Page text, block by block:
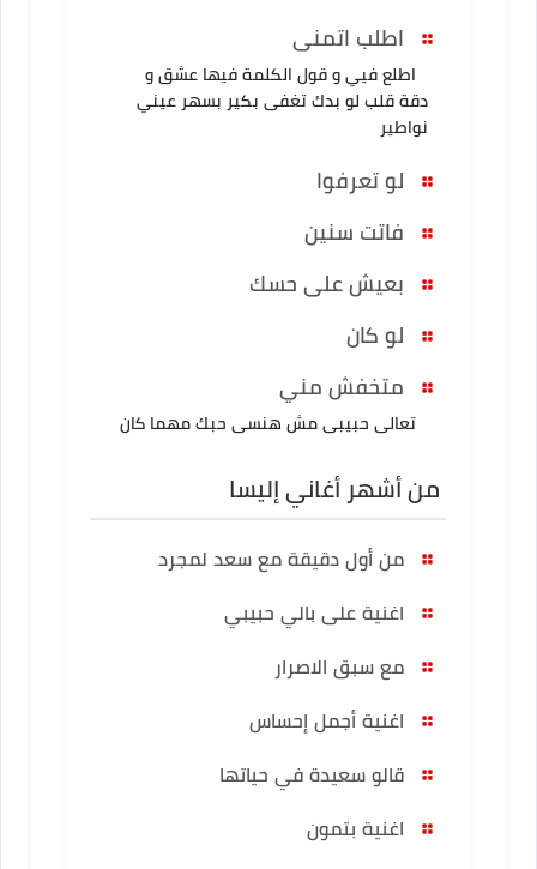
اطلب اتمنى
اطلع فيي و قول الكلمة فيها عشق و
دقة قلب لو بدك تغفى بكير بسهر عيني
نواطير
لو تعرفوا
فاتت سنين
بعيش على حسك
لو كان
متخفش مني
تعالى حبيبى مش هنسى حبك مهما كان
من أشهر أغاني إليسا
من أول دقيقة مع سعد لمجرد
اغنية على بالي حبيبي
مع سبق الاصرار
اغنية أجمل إحساس
قالو سعيدة في حياتها
اغنية بتمون